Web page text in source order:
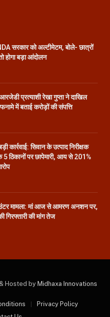
सरकार को अल्टीमेटम, बोले- छात्रों
होगा बड़ा आंदोलन
प्रत्याशी रेखा गुप्ता ने दाखिल
में बताई करोड़ों की संपत्ति
कार्रवाई: सिवान के उत्पाद निरीक्षक
ठिकानों पर छापेमारी, आय से 201%
मामला: मां आज से आमरण अनशन पर,
गिरफ्तारी की मांग तेज
Hosted by Midhaxa Innovations
Privacy Policy